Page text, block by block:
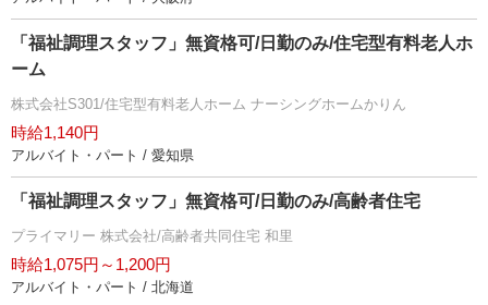
「福祉調理スタッフ」無資格可/日勤のみ/住宅型有料老人ホ
ーム
株式会社S301/住宅型有料老人ホーム ナーシングホームかりん
時給1,140円
アルバイト・パート / 愛知県
「福祉調理スタッフ」無資格可/日勤のみ/高齢者住宅
プライマリー 株式会社/高齢者共同住宅 和里
時給1,075円～1,200円
アルバイト・パート / 北海道